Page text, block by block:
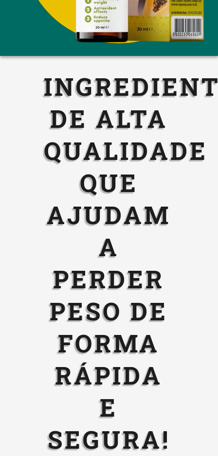
DE ALTA
QUALIDADE
QUE
AJUDAM
A
PERDER
PESO DE
FORMA
RÁPIDA
E
SEGURA!